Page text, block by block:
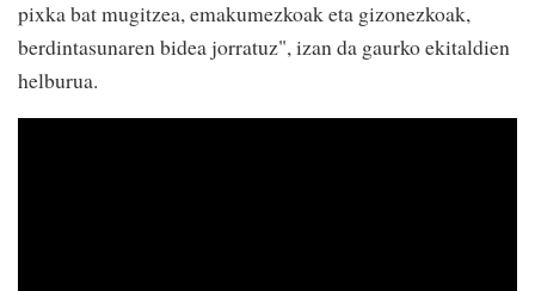
pixka bat mugitzea, emakumezkoak eta gizonezkoak,
berdintasunaren bidea jorratuz", izan da gaurko ekitaldien
helburua.